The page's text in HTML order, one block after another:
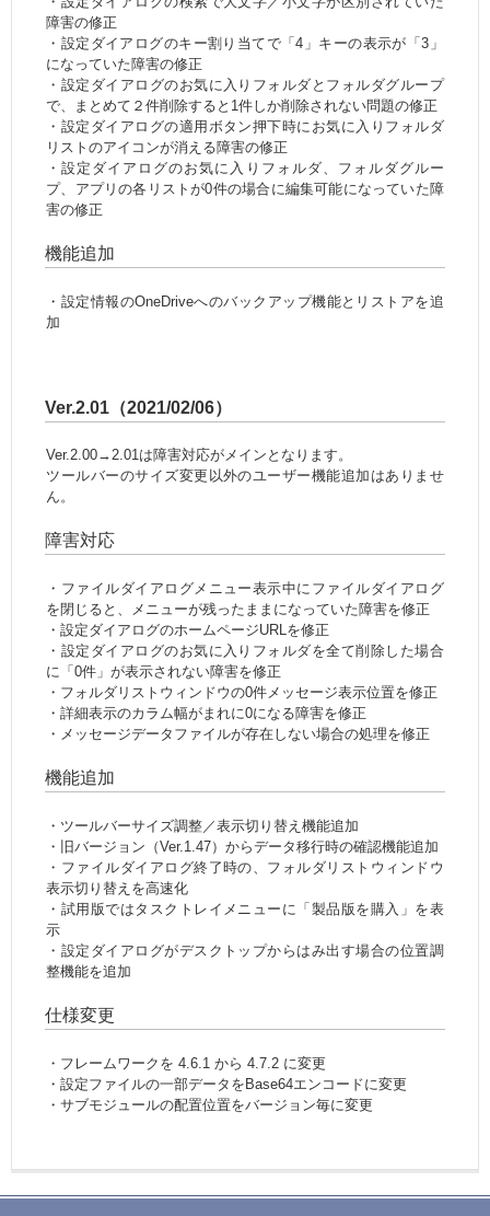
障害の修正
・設定ダイアログのキー割り当てで「4」キーの表示が「3」
になっていた障害の修正
・設定ダイアログのお気に入りフォルダとフォルダグループ
で、まとめて２件削除すると1件しか削除されない問題の修正
・設定ダイアログの適用ボタン押下時にお気に入りフォルダ
リストのアイコンが消える障害の修正
・設定ダイアログのお気に入りフォルダ、フォルダグルー
プ、アプリの各リストが0件の場合に編集可能になっていた障
害の修正
機能追加
・設定情報のOneDriveへのバックアップ機能とリストアを追
加
Ver.2.01（2021/02/06）
Ver.2.00→2.01は障害対応がメインとなります。
ツールバーのサイズ変更以外のユーザー機能追加はありませ
ん。
障害対応
・ファイルダイアログメニュー表示中にファイルダイアログ
を閉じると、メニューが残ったままになっていた障害を修正
・設定ダイアログのホームページURLを修正
・設定ダイアログのお気に入りフォルダを全て削除した場合
に「0件」が表示されない障害を修正
・フォルダリストウィンドウの0件メッセージ表示位置を修正
・詳細表示のカラム幅がまれに0になる障害を修正
・メッセージデータファイルが存在しない場合の処理を修正
機能追加
・ツールバーサイズ調整／表示切り替え機能追加
・旧バージョン（Ver.1.47）からデータ移行時の確認機能追加
・ファイルダイアログ終了時の、フォルダリストウィンドウ
表示切り替えを高速化
・試用版ではタスクトレイメニューに「製品版を購入」を表
示
・設定ダイアログがデスクトップからはみ出す場合の位置調
整機能を追加
仕様変更
・フレームワークを 4.6.1 から 4.7.2 に変更
・設定ファイルの一部データをBase64エンコードに変更
・サブモジュールの配置位置をバージョン毎に変更